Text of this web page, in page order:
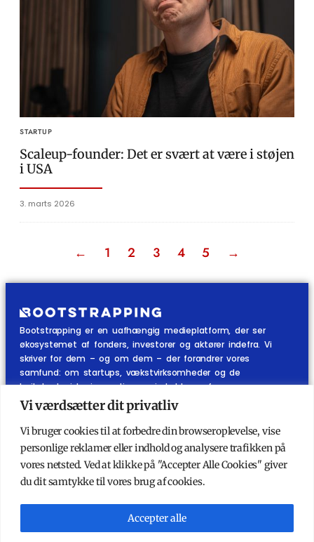
Vi værdsætter dit privatliv
Vi bruger cookies til at forbedre din browseroplevelse, vise
personlige reklamer eller indhold og analysere trafikken på
vores netsted. Ved at klikke på "Accepter Alle Cookies" giver
du dit samtykke til vores brug af cookies.
Accepter alle
STARTUP
Scaleup-founder: Det er svært at være i støjen
i USA
3. marts 2026
← 1 2 3 4 5 →
Bootstrapping er en uafhængig medieplatform, der ser
økosystemet af fonders, investorer og aktører indefra. Vi
skriver for dem – og om dem – der forandrer vores
samfund: om startups, vækstvirksomheder og de
højteknologiske innovationer, vi skal leve af.
Økosystemet indefra
Startups
Investorer
Podcast
Køb abonnement
Ydelser
Mest stillede spørgsmål
Om Bootstrapping
Nyhedsbrev